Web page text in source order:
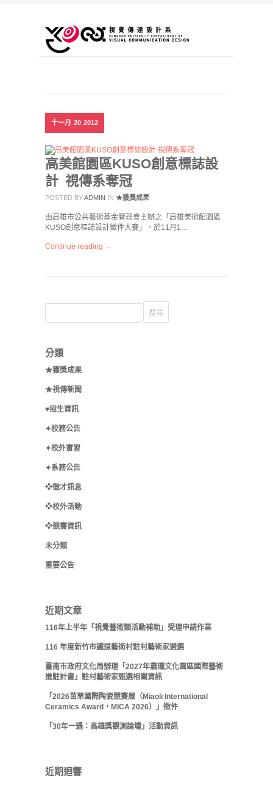
十一月 20 2012
高美館園區KUSO創意標誌設
計 視傳系奪冠
POSTED BYADMIN IN ★獲獎成果
由高雄市公共藝術基金管理會主辦之「高雄美術館園區
KUSO創意標誌設計徵件大賽」，於11月1…
Continue reading →
分類
★獲獎成果
★視傳新聞
♥招生資訊
✦校務公告
✦校外實習
✦系務公告
❖徵才訊息
❖校外活動
❖競賽資訊
未分類
重要公告
近期文章
116年上半年「視覺藝術類活動補助」受理申請作業
116 年度新竹市鐵道藝術村駐村藝術家遴選
臺南市政府文化局辦理「2027年蕭瓏文化園區國際藝術
進駐計畫」駐村藝術家甄選相關資訊
「2026苗栗國際陶瓷競賽展（Miaoli International
Ceramics Award，MICA 2026）」徵件
「30年一遇：高雄獎觀測論壇」活動資訊
近期迴響